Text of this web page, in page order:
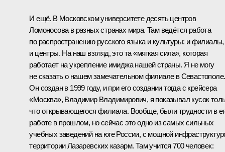
И ещё. В Московском университете десять центров
Ломоносова в разных странах мира. Там ведётся работа
по распространению русского языка и культуры: и филиалы,
и центры. На наш взгляд, это та «мягкая сила», которая
работает на укрепление имиджа нашей страны. Я не могу
не сказать о нашем замечательном филиале в Севастополе.
Он создан в 1999 году, и при его создании тогда с крейсера
«Москва», Владимир Владимирович, я показывал кусок
что открывающегося филиала. Вообще, были трудности в
работе в прошлом, но сейчас это одно из самых сильных
учебных заведений на юге России, с мощной
территории Лазаревских казарм. Там учится 700 человек: